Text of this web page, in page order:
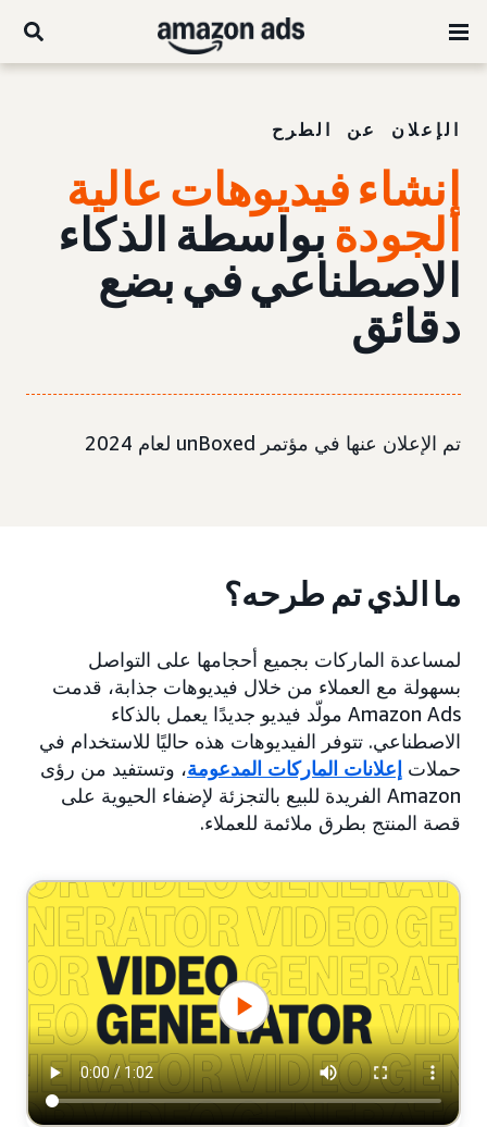
الإعلان عن الطرح
إنشاء فيديوهات عالية
الجودة بواسطة الذكاء
الاصطناعي في بضع
دقائق
تم الإعلان عنها في مؤتمر unBoxed لعام 2024
ما الذي تم طرحه؟
لمساعدة الماركات بجميع أحجامها على التواصل
بسهولة مع العملاء من خلال فيديوهات جذابة، قدمت
Amazon Ads مولّد فيديو جديدًا يعمل بالذكاء
الاصطناعي. تتوفر الفيديوهات هذه حاليًا للاستخدام في
حملات إعلانات الماركات المدعومة، وتستفيد من رؤى
Amazon الفريدة للبيع بالتجزئة لإضفاء الحيوية على
قصة المنتج بطرق ملائمة للعملاء.